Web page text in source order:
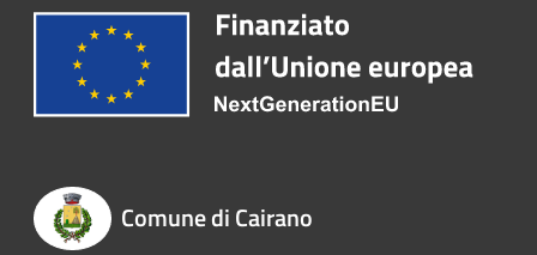
Comune di Cairano